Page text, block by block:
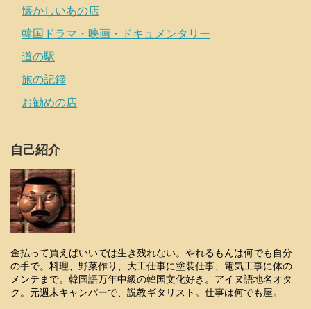
懐かしいあの店
韓国ドラマ・映画・ドキュメンタリー
道の駅
旅の記録
お勧めの店
自己紹介
金払って買えばいいでは生き残れない。やれるもんは何でも自分
の手で。料理、野菜作り、大工仕事に塗装仕事、電気工事に体の
メンテまで。韓国語万年中級の韓国文化好き。アイヌ語地名オタ
ク。元週末キャンパーで、説教ギタリスト。仕事は何でも屋。